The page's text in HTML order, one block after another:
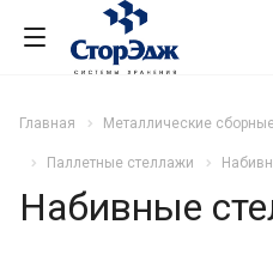
Главная Металлические
Паллетные стеллажи
Набивные